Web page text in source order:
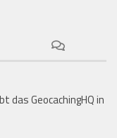
das GeocachingHQ in